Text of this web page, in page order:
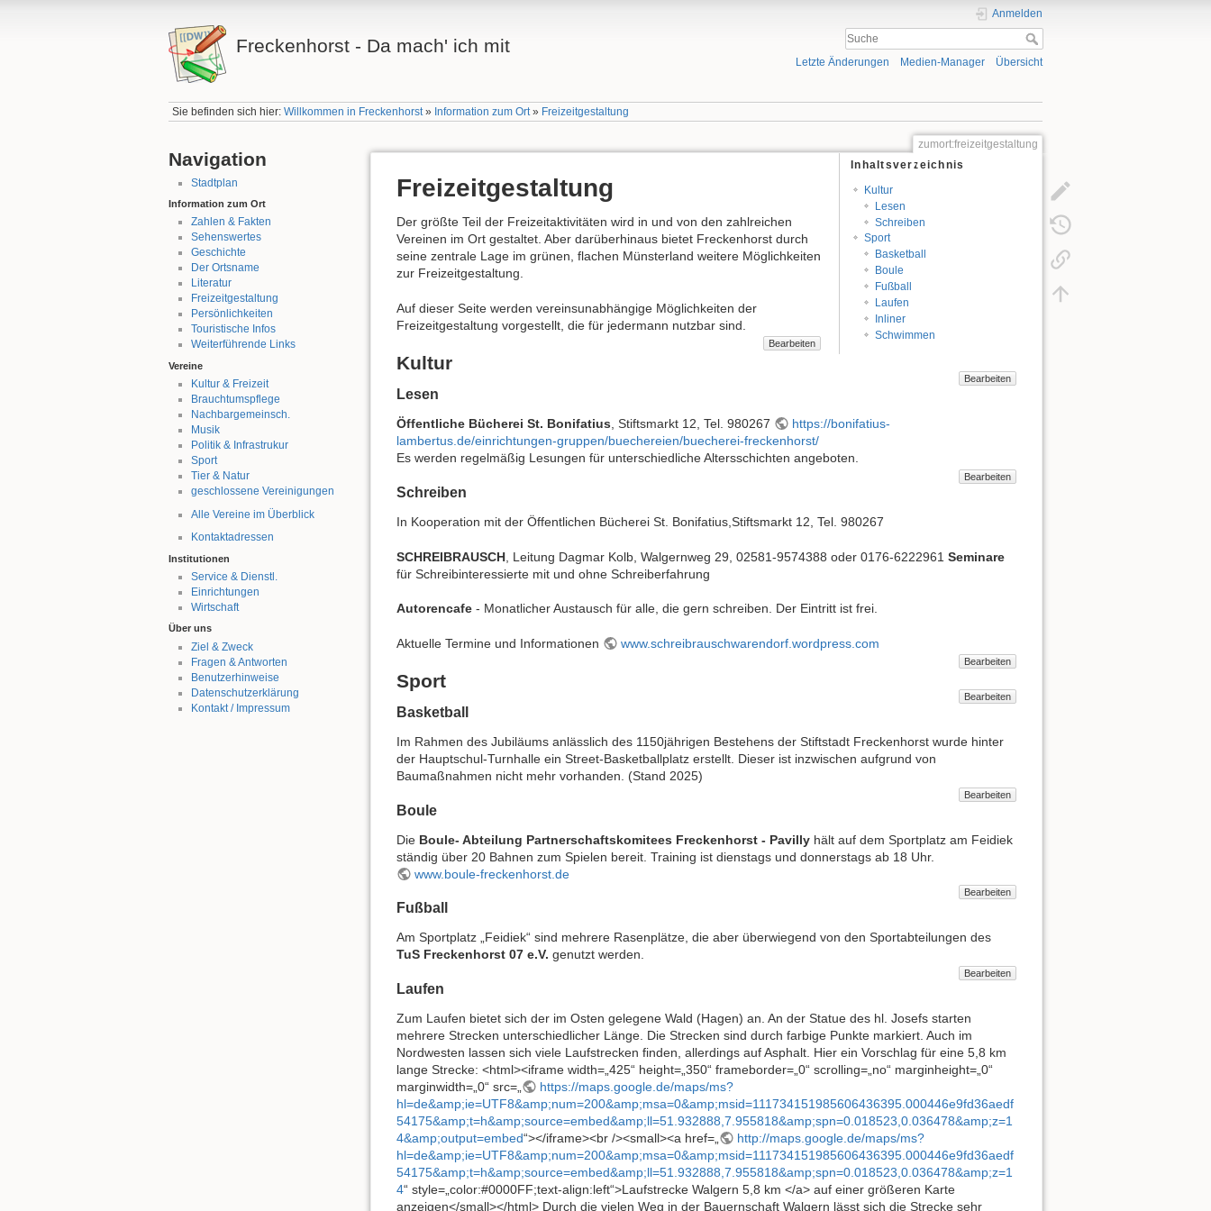
Freckenhorst - Da mach' ich mit
Anmelden
Letzte Änderungen Medien-Manager Übersicht
Sie befinden sich hier:Willkommen in Freckenhorst» Information zum Ort» Freizeitgestaltung
Navigation
Stadtplan
Information zum Ort
Zahlen & Fakten
Sehenswertes
Geschichte
Der Ortsname
Literatur
Freizeitgestaltung
Persönlichkeiten
Touristische Infos
Weiterführende Links
Vereine
Kultur & Freizeit
Brauchtumspflege
Nachbargemeinsch.
Musik
Politik & Infrastrukur
Sport
Tier & Natur
geschlossene Vereinigungen
Alle Vereine im Überblick
Kontaktadressen
Institutionen
Service & Dienstl.
Einrichtungen
Wirtschaft
Über uns
Ziel & Zweck
Fragen & Antworten
Benutzerhinweise
Datenschutzerklärung
Kontakt / Impressum
zumort:freizeitgestaltung
Inhaltsverzeichnis
Kultur
Lesen
Schreiben
Sport
Basketball
Boule
Fußball
Laufen
Inliner
Schwimmen
Freizeitgestaltung
Der größte Teil der Freizeitaktivitäten wird in und von den zahlreichen
Vereinen im Ort gestaltet. Aber darüberhinaus bietet Freckenhorst durch
seine zentrale Lage im grünen, flachen Münsterland weitere Möglichkeiten
zur Freizeitgestaltung.
Auf dieser Seite werden vereinsunabhängige Möglichkeiten der
Freizeitgestaltung vorgestellt, die für jedermann nutzbar sind.
Bearbeiten
Kultur
Bearbeiten
Lesen
Öffentliche Bücherei St. Bonifatius, Stiftsmarkt 12, Tel. 980267
https://bonifatius-
lambertus.de/einrichtungen-gruppen/buechereien/buecherei-freckenhorst/
Es werden regelmäßig Lesungen für unterschiedliche Altersschichten angeboten.
Bearbeiten
Schreiben
In Kooperation mit der Öffentlichen Bücherei St. Bonifatius,Stiftsmarkt 12, Tel. 980267
SCHREIBRAUSCH , Leitung Dagmar Kolb, Walgernweg 29, 02581-9574388 oder 0176-6222961 Seminare
für Schreibinteressierte mit und ohne Schreiberfahrung
Autorencafe - Monatlicher Austausch für alle, die gern schreiben. Der Eintritt ist frei.
Aktuelle Termine und Informationen www.schreibrauschwarendorf.wordpress.com
Bearbeiten
Sport
Bearbeiten
Basketball
Im Rahmen des Jubiläums anlässlich des 1150jährigen Bestehens der Stiftstadt Freckenhorst wurde hinter
der Hauptschul-Turnhalle ein Street-Basketballplatz erstellt. Dieser ist inzwischen aufgrund von
Baumaßnahmen nicht mehr vorhanden. (Stand 2025)
Bearbeiten
Boule
Die Boule- Abteilung Partnerschaftskomitees Freckenhorst - Pavilly hält auf dem Sportplatz am Feidiek
ständig über 20 Bahnen zum Spielen bereit. Training ist dienstags und donnerstags ab 18 Uhr.
www.boule-freckenhorst.de
Bearbeiten
Fußball
Am Sportplatz „Feidiek“ sind mehrere Rasenplätze, die aber überwiegend von den Sportabteilungen des
TuS Freckenhorst 07 e.V. genutzt werden.
Bearbeiten
Laufen
Zum Laufen bietet sich der im Osten gelegene Wald (Hagen) an. An der Statue des hl. Josefs starten
mehrere Strecken unterschiedlicher Länge. Die Strecken sind durch farbige Punkte markiert. Auch im
Nordwesten lassen sich viele Laufstrecken finden, allerdings auf Asphalt. Hier ein Vorschlag für eine 5,8 km
lange Strecke: <html><iframe width=„425“ height=„350“ frameborder=„0“ scrolling=„no“ marginheight=„0“
marginwidth=„0“ src=„
https://maps.google.de/maps/ms?
hl=de&amp;ie=UTF8&amp;num=200&amp;msa=0&amp;msid=111734151985606436395.000446e9fd36aedf
54175&amp;t=h&amp;source=embed&amp;ll=51.932888,7.955818&amp;spn=0.018523,0.036478&amp;z=1
4&amp;output=embed“></iframe><br /><small><a href=„
http://maps.google.de/maps/ms?
hl=de&amp;ie=UTF8&amp;num=200&amp;msa=0&amp;msid=111734151985606436395.000446e9fd36aedf
54175&amp;t=h&amp;source=embed&amp;ll=51.932888,7.955818&amp;spn=0.018523,0.036478&amp;z=1
4“ style=„color:#0000FF;text-align:left“>Laufstrecke Walgern 5,8 km </a> auf einer größeren Karte
anzeigen</small></html> Durch die vielen Weg in der Bauernschaft Walgern lässt sich die Strecke sehr